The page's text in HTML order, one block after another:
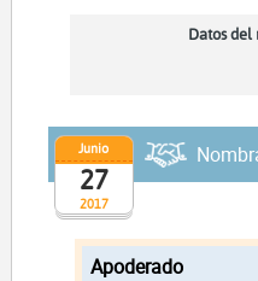
Datos
2017
Junio
27
Apoderado